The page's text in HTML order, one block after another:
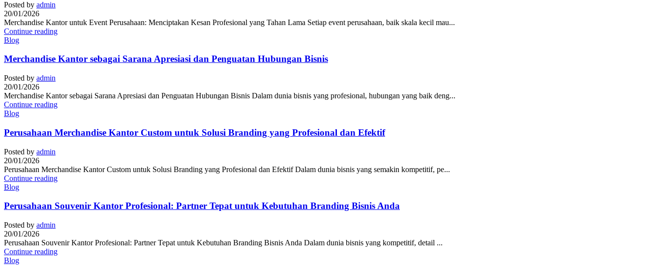
Posted by admin
20/01/2026
Merchandise Kantor untuk Event Perusahaan: Menciptakan Kesan Profesional yang Tahan Lama Setiap event perusahaan, baik skala kecil mau...
Continue reading
Blog
Merchandise Kantor sebagai Sarana Apresiasi dan Penguatan Hubungan Bisnis
Posted by admin
20/01/2026
Merchandise Kantor sebagai Sarana Apresiasi dan Penguatan Hubungan Bisnis Dalam dunia bisnis yang profesional, hubungan yang baik deng...
Continue reading
Blog
Perusahaan Merchandise Kantor Custom untuk Solusi Branding yang Profesional dan Efektif
Posted by admin
20/01/2026
Perusahaan Merchandise Kantor Custom untuk Solusi Branding yang Profesional dan Efektif Dalam dunia bisnis yang semakin kompetitif, pe...
Continue reading
Blog
Perusahaan Souvenir Kantor Profesional: Partner Tepat untuk Kebutuhan Branding Bisnis Anda
Posted by admin
20/01/2026
Perusahaan Souvenir Kantor Profesional: Partner Tepat untuk Kebutuhan Branding Bisnis Anda Dalam dunia bisnis yang kompetitif, detail ...
Continue reading
Blog